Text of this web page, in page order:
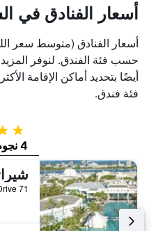
أسعار الفنادق في
أسعار الفنادق (متوسط سعر
حسب فئة الفندق. لنوفر
أيضًا بتحديد أماكن الإقامة
فئة فندق.
4 نجوم أو أكثر